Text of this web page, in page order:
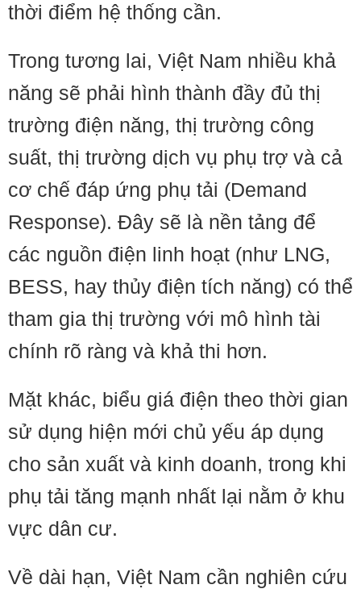
thời điểm hệ thống cần.
Trong tương lai, Việt Nam nhiều khả
năng sẽ phải hình thành đầy đủ thị
trường điện năng, thị trường công
suất, thị trường dịch vụ phụ trợ và cả
cơ chế đáp ứng phụ tải (Demand
Response). Đây sẽ là nền tảng để
các nguồn điện linh hoạt (như LNG,
BESS, hay thủy điện tích năng) có thể
tham gia thị trường với mô hình tài
chính rõ ràng và khả thi hơn.
Mặt khác, biểu giá điện theo thời gian
sử dụng hiện mới chủ yếu áp dụng
cho sản xuất và kinh doanh, trong khi
phụ tải tăng mạnh nhất lại nằm ở khu
vực dân cư.
Về dài hạn, Việt Nam cần nghiên cứu